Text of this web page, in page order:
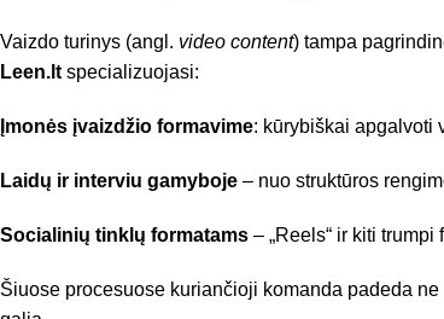
Vaizdo turinys (angl. video content) tampa
Leen.lt specializuojasi:
Įmonės įvaizdžio formavime: kūrybiškai apgalvoti
Laidų ir interviu gamyboje – nuo struktūros
Socialinių tinklų formatams – „Reels“ ir kiti
Šiuose procesuose kuriančioji komanda padeda